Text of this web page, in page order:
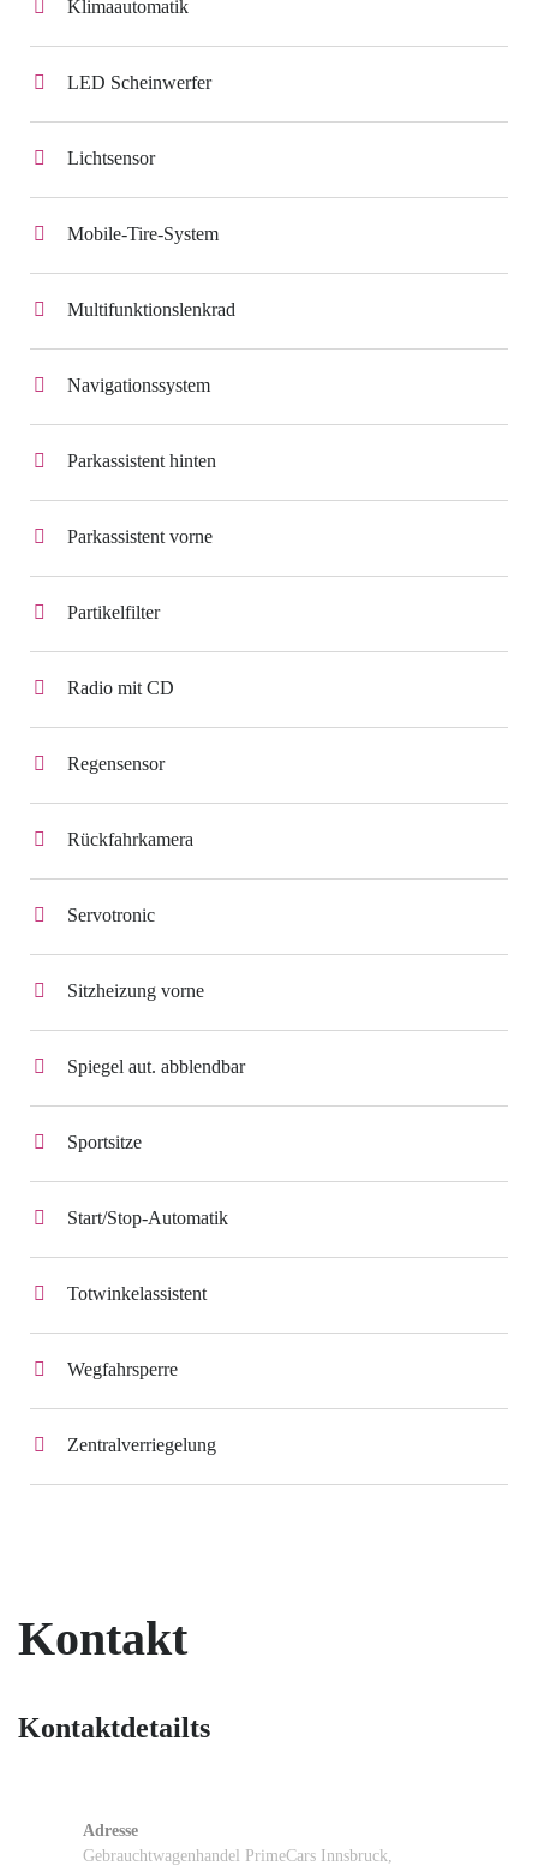
Klimaautomatik
LED Scheinwerfer
Lichtsensor
Mobile-Tire-System
Multifunktionslenkrad
Navigationssystem
Parkassistent hinten
Parkassistent vorne
Partikelfilter
Radio mit CD
Regensensor
Rückfahrkamera
Servotronic
Sitzheizung vorne
Spiegel aut. abblendbar
Sportsitze
Start/Stop-Automatik
Totwinkelassistent
Wegfahrsperre
Zentralverriegelung
Kontakt
Kontaktdetailts
Adresse
Gebrauchtwagenhandel PrimeCars Innsbruck,